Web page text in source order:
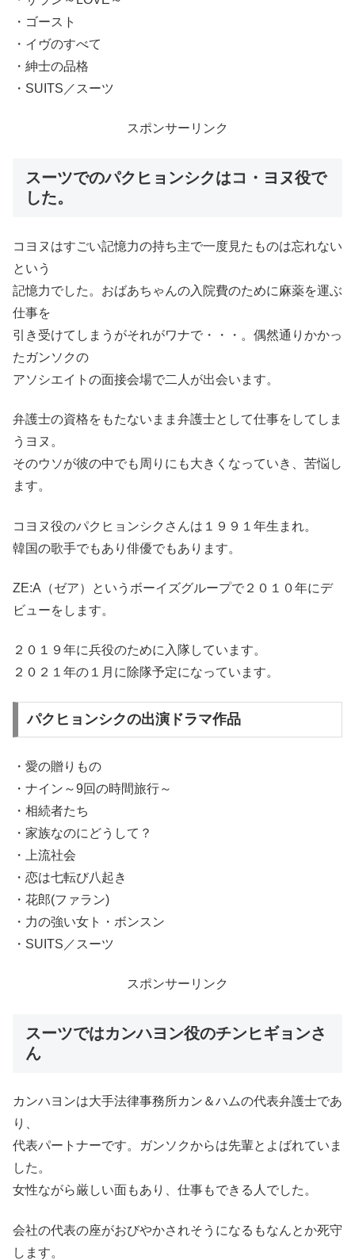
・ゴースト
・イヴのすべて
・紳士の品格
・SUITS／スーツ
スポンサーリンク
スーツでのパクヒョンシクはコ・ヨヌ役で
した。
コヨヌはすごい記憶力の持ち主で一度見たものは忘れない
という
記憶力でした。おばあちゃんの入院費のために麻薬を運ぶ
仕事を
引き受けてしまうがそれがワナで・・・。偶然通りかかっ
たガンソクの
アソシエイトの面接会場で二人が出会います。
弁護士の資格をもたないまま弁護士として仕事をしてしま
うヨヌ。
そのウソが彼の中でも周りにも大きくなっていき、苦悩し
ます。
コヨヌ役のパクヒョンシクさんは１９９１年生まれ。
韓国の歌手でもあり俳優でもあります。
ZE:A（ゼア）というボーイズグループで２０１０年にデ
ビューをします。
２０１９年に兵役のために入隊しています。
２０２１年の１月に除隊予定になっています。
パクヒョンシクの出演ドラマ作品
・愛の贈りもの
・ナイン～9回の時間旅行～
・相続者たち
・家族なのにどうして？
・上流社会
・恋は七転び八起き
・花郎(ファラン)
・力の強い女ト・ボンスン
・SUITS／スーツ
スポンサーリンク
スーツではカンハヨン役のチンヒギョンさ
ん
カンハヨンは大手法律事務所カン＆ハムの代表弁護士であ
り、
代表パートナーです。ガンソクからは先輩とよばれていま
した。
女性ながら厳しい面もあり、仕事もできる人でした。
会社の代表の座がおびやかされそうになるもなんとか死守
します。